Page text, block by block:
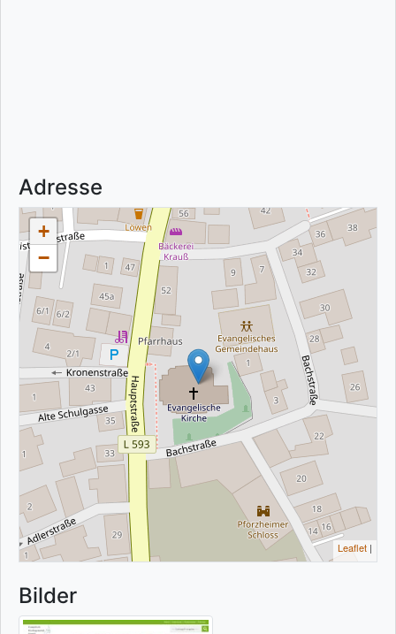
Adresse
+
−
Leaflet |
Bilder